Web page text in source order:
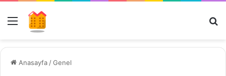
Menü
Anasayfa /Genel